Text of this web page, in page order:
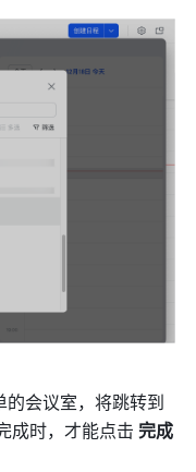
成时，才能点击